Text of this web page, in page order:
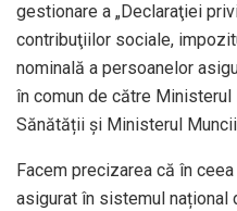
gestionare a „Declaraţiei
contribuţiilor sociale,
nominală a persoanelor
în comun de către
Sănătății și Ministerul
Facem precizarea că în
asigurat în sistemul național